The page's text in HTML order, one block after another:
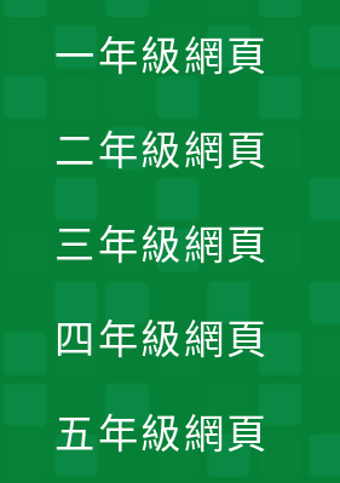
一年級網頁
二年級網頁
三年級網頁
四年級網頁
五年級網頁